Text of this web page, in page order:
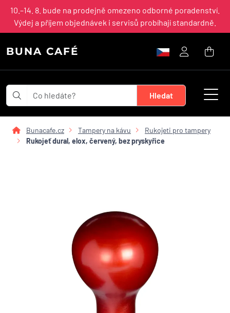
10.–14. 8. bude na prodejně omezeno odborné poradenství.
Výdej a příjem objednávek i servisů probíhají standardně.
BUNA CAFÉ
Bunacafe.cz Tampery na kávu
Rukojeti pro tampery
Rukojeť dural, elox, červený, bez pryskyřice